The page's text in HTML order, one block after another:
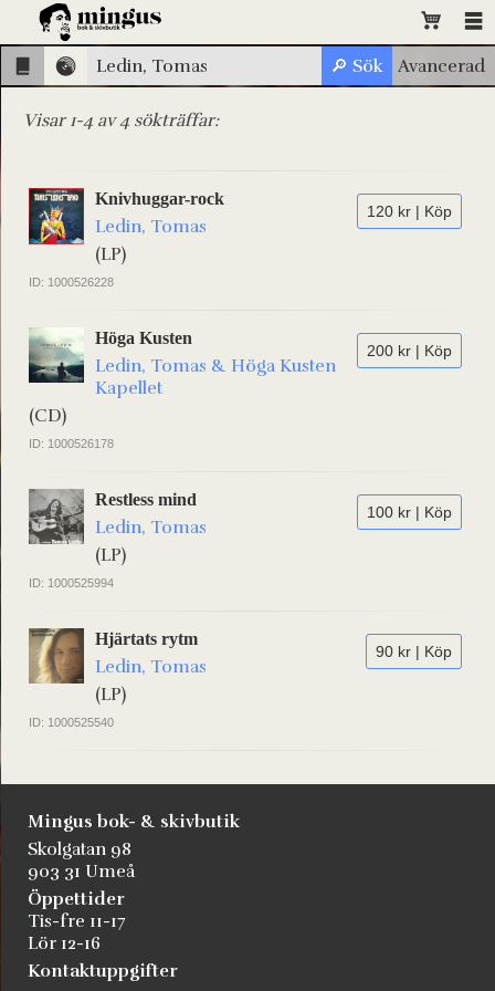
Visar 1-4 av 4 sökträffar:
120 kr | Köp
Knivhuggar-rock
Ledin, Tomas
(LP)
ID: 1000526228
200 kr | Köp
Höga Kusten
Ledin, Tomas & Höga Kusten
Kapellet
(CD)
ID: 1000526178
100 kr | Köp
Restless mind
Ledin, Tomas
(LP)
ID: 1000525994
90 kr | Köp
Hjärtats rytm
Ledin, Tomas
(LP)
ID: 1000525540
Mingus bok- & skivbutik
Skolgatan 98
903 31 Umeå
Öppettider
Tis-fre 11-17
Lör 12-16
Kontaktuppgifter